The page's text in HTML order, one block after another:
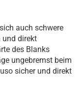
auch schwere
und direkt
des Blanks
ungebremst beim
sicher und direkt